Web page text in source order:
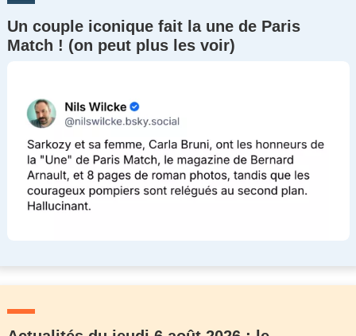
Un couple iconique fait la une de Paris
Match ! (on peut plus les voir)